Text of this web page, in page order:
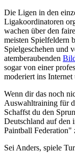
Die Ligen in den
Ligakoordinatoren
wachen über den
meisten Spielfeldern
Spielgeschehen und
atemberaubenden
sogar von einer
moderiert ins Internet
Wenn dir das noch
Auswahltraining für
Schaffst du den
Deutschland auf den
Paintball Federation"
Sei Anders, spiele